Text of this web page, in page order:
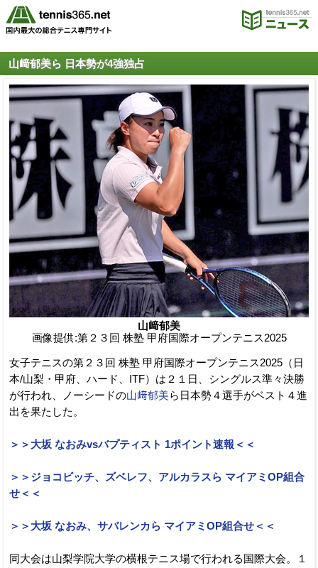
山﨑郁美ら 日本勢が4強独占
山﨑郁美
画像提供:第２３回 株塾 甲府国際オープンテニス2025
女子テニスの第２３回 株塾 甲府国際オープンテニス2025（日
本/山梨・甲府、ハード、ITF）は２１日、シングルス準々決勝
が行われ、ノーシードの山﨑郁美ら日本勢４選手がベスト４進
出を果たした。
＞＞大坂 なおみvsバプティスト 1ポイント速報＜＜
＞＞ジョコビッチ、ズベレフ、アルカラスら マイアミOP組合
せ＜＜
＞＞大坂 なおみ、サバレンカら マイアミOP組合せ＜＜
同大会は山梨学院大学の横根テニス場で行われる国際大会。１